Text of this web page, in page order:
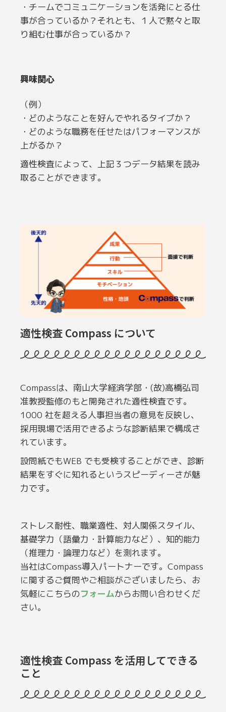
・チームでコミュニケーションを活発にとる仕
事が合っているか？それとも、１人で黙々と取
り組む仕事が合っているか？
興味関心
（例）
・どのようなことを好んでやれるタイプか？
・どのような職務を任せたはパフォーマンスが
上がるか？
適性検査によって、上記３つデータ結果を読み
取ることができます。
適性検査 Compass について
Compassは、南山大学経済学部・(故)高橋弘司
准教授監修のもと開発された適性検査です。
1000 社を超える人事担当者の意見を反映し、
採用現場で活用できるような診断結果で構成さ
れています。
設問紙でもWEB でも受検することができ、診断
結果をすぐに知れるというスピーディーさが魅
力です。
ストレス耐性、職業適性、対人関係スタイル、
基礎学力（語彙力・計算能力など）、知的能力
（推理力・論理力など）を測れます。
当社はCompass導入パートナーです。Compass
に関するご質問やご相談がございましたら、お
気軽にこちらのフォームからお問い合わせくだ
さい。
適性検査 Compass を活用してできる
こと